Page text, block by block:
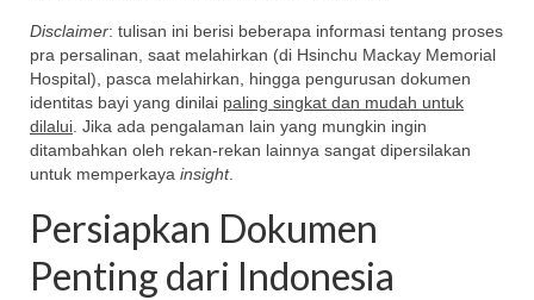
Disclaimer: tulisan ini berisi beberapa informasi tentang proses
pra persalinan, saat melahirkan (di Hsinchu Mackay Memorial
Hospital), pasca melahirkan, hingga pengurusan dokumen
identitas bayi yang dinilai paling singkat dan mudah untuk
dilalui . Jika ada pengalaman lain yang mungkin ingin
ditambahkan oleh rekan-rekan lainnya sangat dipersilakan
untuk memperkaya insight.
Persiapkan Dokumen
Penting dari Indonesia